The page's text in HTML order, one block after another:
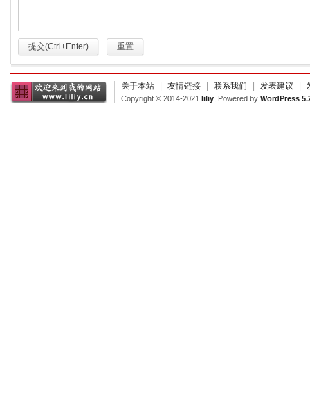
提交(Ctrl+Enter) 重置
关于本站 友情链接 联系我们 发表建议
Copyright © 2014-2021 liliy , Powered by WordPress